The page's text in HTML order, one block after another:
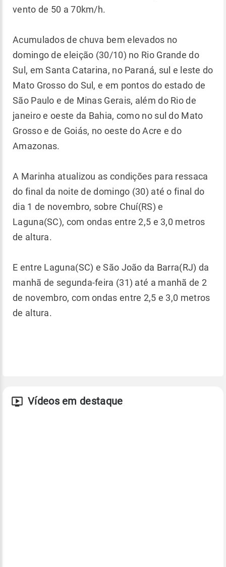
vento de 50 a 70km/h.
Acumulados de chuva bem elevados no
domingo de eleição (30/10) no Rio Grande do
Sul, em Santa Catarina, no Paraná, sul e leste do
Mato Grosso do Sul, e em pontos do estado de
São Paulo e de Minas Gerais, além do Rio de
janeiro e oeste da Bahia, como no sul do Mato
Grosso e de Goiás, no oeste do Acre e do
Amazonas.
A Marinha atualizou as condições para ressaca
do final da noite de domingo (30) até o final do
dia 1 de novembro, sobre Chuí(RS) e
Laguna(SC), com ondas entre 2,5 e 3,0 metros
de altura.
E entre Laguna(SC) e São João da Barra(RJ) da
manhã de segunda-feira (31) até a manhã de 2
de novembro, com ondas entre 2,5 e 3,0 metros
de altura.
Vídeos em destaque